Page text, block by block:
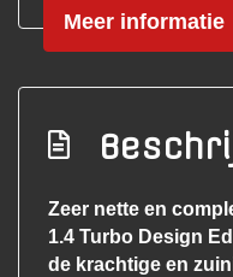
3e eigenaar!
Bluetooth
Meer informatie
Zeer nette en
1.4 Turbo Design
de krachtige en